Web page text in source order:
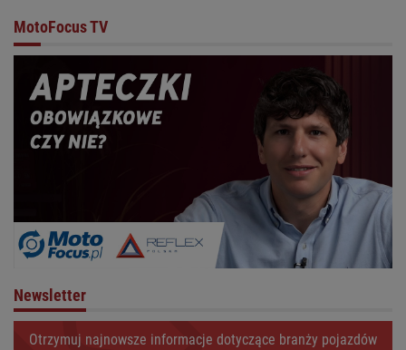
MotoFocus TV
Newsletter
Otrzymuj najnowsze informacje dotyczące branży pojazdów